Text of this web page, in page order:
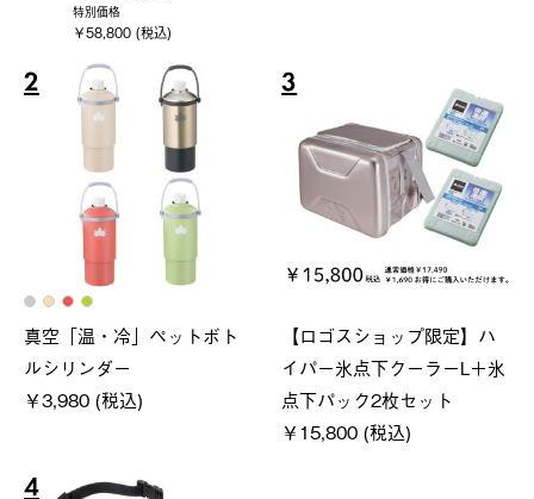
特別価格
￥58,800 (税込)
2
真空「温・冷」ペットボト
ルシリンダー
￥3,980 (税込)
3
【ロゴスショップ限定】ハ
イパー氷点下クーラーL＋氷
点下パック2枚セット
￥15,800 (税込)
4